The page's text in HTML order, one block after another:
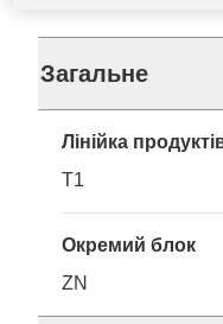
Загальне
Лінійка
T1
Окремий блок
ZN